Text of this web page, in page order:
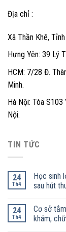
Địa chỉ :
Xã Thần Khê,
Hưng Yên: 39 Lý
HCM: 7/28 Đ.
Minh.
Hà Nội: Tòa
Nội.
TIN TỨC
24
Th4
Học sinh
sau hút
24
Th4
Cơ sở
khám,